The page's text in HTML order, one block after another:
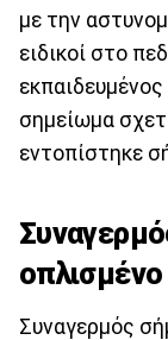
με την
ειδικοί στο
σημείωμα
εντοπίστηκε
Συναγερμός